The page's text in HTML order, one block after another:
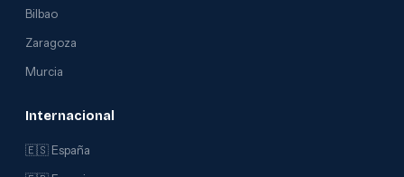
Bilbao
Zaragoza
Murcia
Internacional
🇪🇸 España